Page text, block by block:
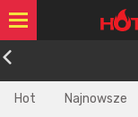
Hot Najnowsze